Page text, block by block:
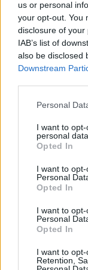
us or personal
your opt-out. You
disclosure of
IAB’s list of
also be disclosed
Downstream
Personal
I want to
personal data.
Opted In
I want to
Personal
Opted In
I want to
Personal
Opted In
I want to opt-
Retention,
παροχή της
σημαίνει ότι
οι οποίες
διαφορετικά
Πέρυσι για
Αρείου Πάγου
συναδέλφους
διενεργήθηκε
νέου νόμου,
προεπιλογής
Πάγου,
νυν υπουργού